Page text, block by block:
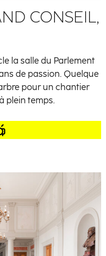
CONSEIL,
la salle du Parlement
de passion. Quelque
pour un chantier
plein temps.